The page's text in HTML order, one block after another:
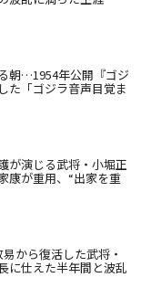
朝…1954年公開『ゴジ
た「ゴジラ音声目覚ま
が演じる武将・小堀正
康が重用、“出家を重
から復活した武将・
に仕えた半年間と波乱